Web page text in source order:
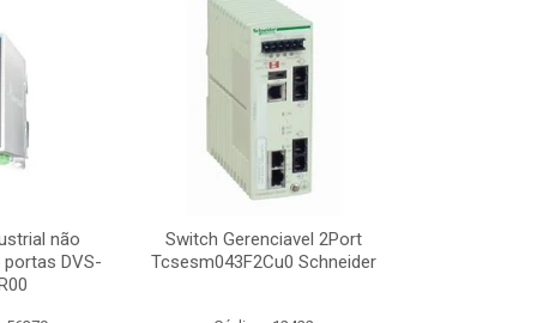
não
portas DVS-
Switch Gerenciavel 2Port
Tcsesm043F2Cu0 Schneider